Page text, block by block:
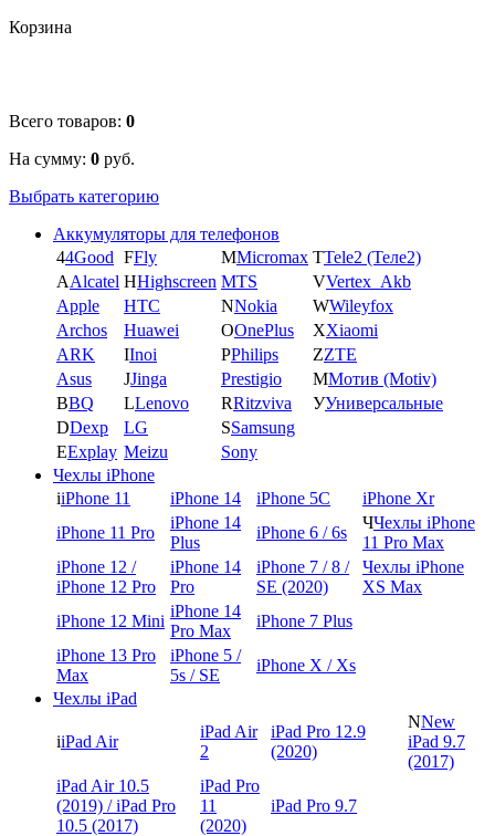
Корзина
Всего товаров: 0
На сумму: 0 руб.
Выбрать категорию
Аккумуляторы для телефонов
44Good FFly MMicromax TTele2 (Теле2)
AAlcatel HHighscreen MTS VVertex_Akb
Apple
HTC NNokia WWileyfox
Archos
Huawei OOnePlus XXiaomi
ARK
IInoi PPhilips ZZTE
Asus
JJinga Prestigio ММотив (Motiv)
BBQ LLenovo RRitzviva УУниверсальные
DDexp LG SSamsung
EExplay Meizu
Sony
Чехлы iPhone
iiPhone 11 iPhone 14 iPhone 5C
iPhone Xr
iPhone 11 Pro
iPhone 14
Plus
iPhone 6 / 6s
ЧЧехлы iPhone
11 Pro Max
iPhone 12 /
iPhone 12 Pro
iPhone 14
Pro
iPhone 7 / 8 /
SE (2020)
Чехлы iPhone
XS Max
iPhone 12 Mini
iPhone 14
Pro Max
iPhone 7 Plus
iPhone 13 Pro
Max
iPhone 5 /
5s / SE
iPhone X / Xs
Чехлы iPad
iiPad Air
iPad Air
2
iPad Pro 12.9
(2020)
NNew
iPad 9.7
(2017)
iPad Air 10.5
(2019) / iPad Pro
10.5 (2017)
iPad Pro
11
(2020)
iPad Pro 9.7